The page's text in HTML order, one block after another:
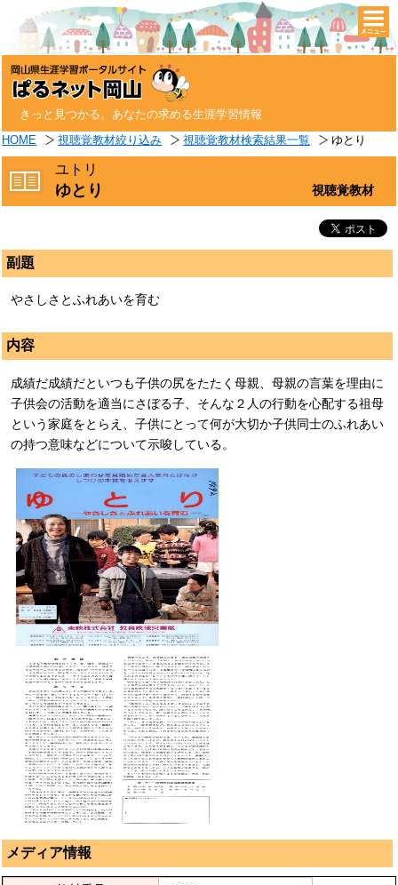
きっと見つかる。あなたの求める生涯学習情報
HOME 視聴覚教材絞り込み 視聴覚教材検索結果一覧 ゆとり
ユトリ
ゆとり 視聴覚教材
副題
やさしさとふれあいを育む
内容
成績だ成績だといつも子供の尻をたたく母親、母親の言葉を理由に
子供会の活動を適当にさぼる子、そんな２人の行動を心配する祖母
という家庭をとらえ、子供にとって何が大切か子供同士のふれあい
の持つ意味などについて示唆している。
メディア情報